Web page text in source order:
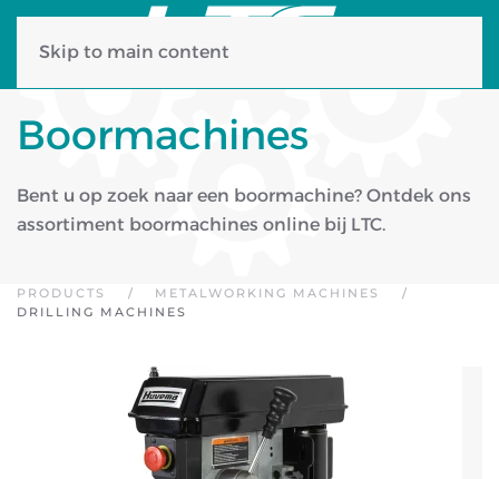
Skip to main content
Boormachines
Bent u op zoek naar een boormachine? Ontdek ons
assortiment boormachines online bij LTC.
PRODUCTS
METALWORKING MACHINES
DRILLING MACHINES